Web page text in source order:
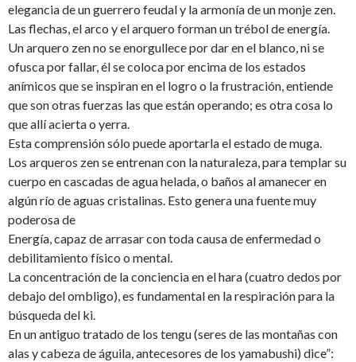
elegancia de un guerrero feudal y la armonía de un monje zen.
Las flechas, el arco y el arquero forman un trébol de energía.
Un arquero zen no se enorgullece por dar en el blanco, ni se
ofusca por fallar, él se coloca por encima de los estados
anímicos que se inspiran en el logro o la frustración, entiende
que son otras fuerzas las que están operando; es otra cosa lo
que allí acierta o yerra.
Esta comprensión sólo puede aportarla el estado de muga.
Los arqueros zen se entrenan con la naturaleza, para templar su
cuerpo en cascadas de agua helada, o baños al amanecer en
algún río de aguas cristalinas. Esto genera una fuente muy
poderosa de
Energía, capaz de arrasar con toda causa de enfermedad o
debilitamiento físico o mental.
La concentración de la conciencia en el hara (cuatro dedos por
debajo del ombligo), es fundamental en la respiración para la
búsqueda del ki.
En un antiguo tratado de los tengu (seres de las montañas con
alas y cabeza de águila, antecesores de los yamabushi) dice”: